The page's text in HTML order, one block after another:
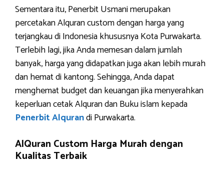
Sementara itu, Penerbit Usmani merupakan
percetakan Alquran custom dengan harga yang
terjangkau di Indonesia khususnya Kota Purwakarta.
Terlebih lagi, jika Anda memesan dalam jumlah
banyak, harga yang didapatkan juga akan lebih murah
dan hemat di kantong. Sehingga, Anda dapat
menghemat budget dan keuangan jika menyerahkan
keperluan cetak Alquran dan Buku islam kepada
Penerbit Alqurandi Purwakarta.
AlQuran Custom Harga Murah dengan
Kualitas Terbaik